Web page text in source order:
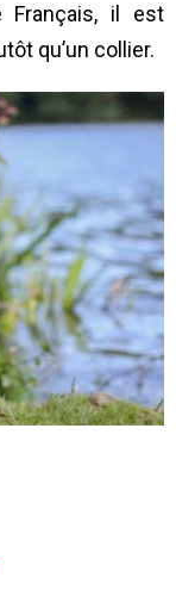
Français, il est
qu’un collier.